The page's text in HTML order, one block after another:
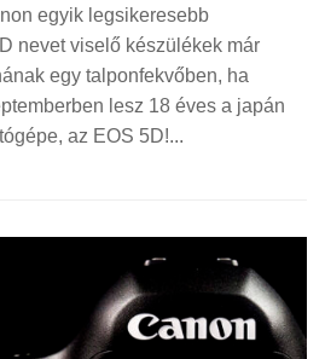
egyik legsikeresebb
nevet viselő készülékek már
egy talponfekvőben, ha
lesz 18 éves a japán
az EOS 5D!...